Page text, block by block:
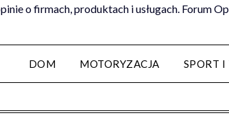
o firmach, produktach i usługach. Forum
DOM MOTORYZACJA SPORT I